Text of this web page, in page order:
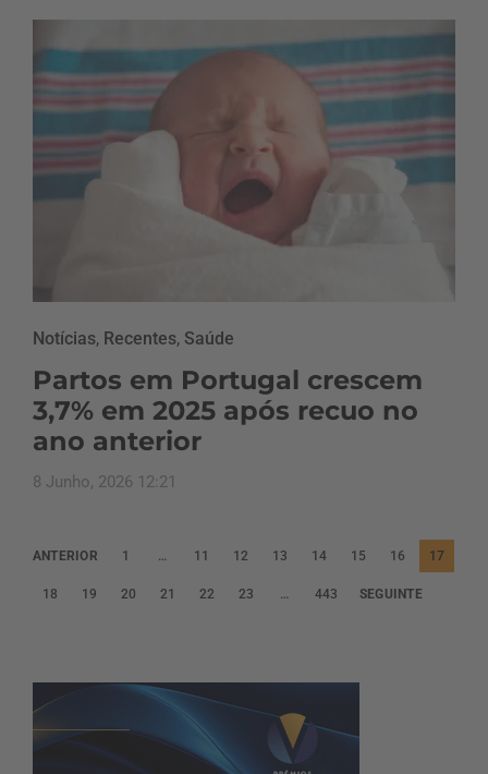
Notícias, Recentes, Saúde
Partos em Portugal crescem
3,7% em 2025 após recuo no
ano anterior
8 Junho, 2026 12:21
P
a
n
a
ç
ANTERIOR 1 … 11 12 13 14 15 16 17
18 19 20 21 22 23 … 443 SEGUINTE